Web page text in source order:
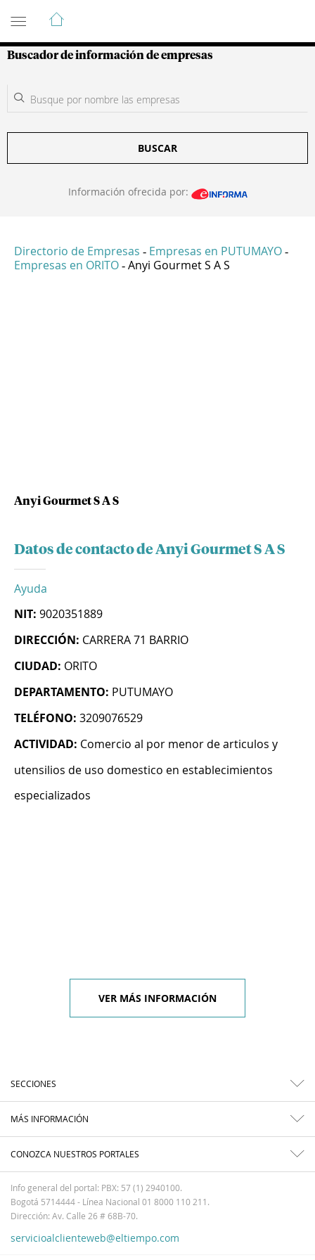
Guía de Empresas Colombianas
Buscador de información de empresas
BUSCAR
Información ofrecida por:
Directorio de Empresas - Empresas en PUTUMAYO -
Empresas en ORITO - Anyi Gourmet S A S
Anyi Gourmet S A S
Datos de contacto de Anyi Gourmet S A S
Ayuda
NIT: 9020351889
DIRECCIÓN: CARRERA 71 BARRIO
CIUDAD: ORITO
DEPARTAMENTO: PUTUMAYO
TELÉFONO: 3209076529
ACTIVIDAD: Comercio al por menor de articulos y
utensilios de uso domestico en establecimientos
especializados
VER MÁS INFORMACIÓN
SECCIONES
MÁS INFORMACIÓN
CONOZCA NUESTROS PORTALES
Info general del portal: PBX: 57 (1) 2940100.
Bogotá 5714444 - Línea Nacional 01 8000 110 211.
Dirección: Av. Calle 26 # 68B-70.
servicioalclienteweb@eltiempo.com